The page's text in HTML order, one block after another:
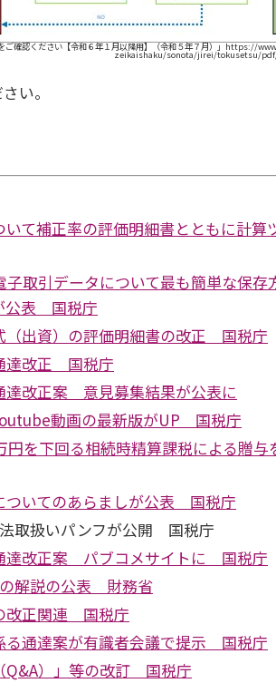
ご確認ください【令和６年１月以降用】（令和５年７月）」https://
zeikaishaku/sonota/jirei/tokusetsu/pdf/
い。
て補正率の評価明細書とともに計算
子取引データについて最も簡単な保存
公表 国税庁
（出資）の評価明細書の改正 国税庁
達改正 国税庁
達改正案 意見募集結果が公表に
動画の最新版がUP 国税庁
円を下回る相続時精算課税による贈与
ついてのあらましが公表 国税庁
取扱いパンフが公開 国税庁
達改正案 パブコメサイトに 国税庁
解説の公表 財務省
改正関連 国税庁
る通達案が有識者会議で提示 国税庁
Q&A）」等の改訂 国税庁